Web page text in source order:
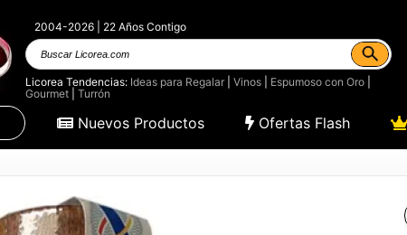
2004-2026 | 22 Años Contigo
Buscar Licorea.com
Licorea Tendencias: Ideas para Regalar| Vinos| Espumoso con Oro|
Gourmet| Turrón
Nuevos Productos Ofertas Flash